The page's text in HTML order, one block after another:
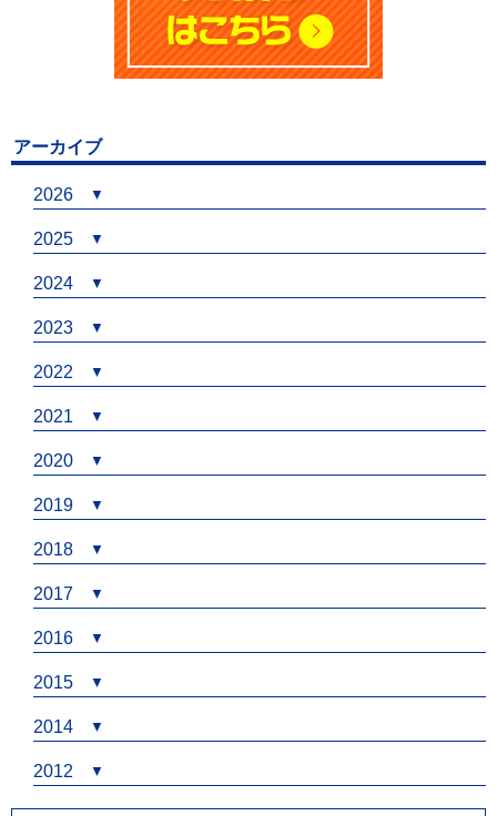
アーカイブ
2026
2025
2024
2023
2022
2021
2020
2019
2018
2017
2016
2015
2014
2012